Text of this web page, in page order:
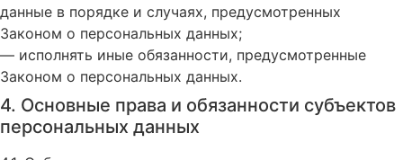
данные в порядке и случаях, предусмотренных
Законом о персональных данных;
— исполнять иные обязанности, предусмотренные
Законом о персональных данных.
4. Основные права и обязанности субъектов
персональных данных